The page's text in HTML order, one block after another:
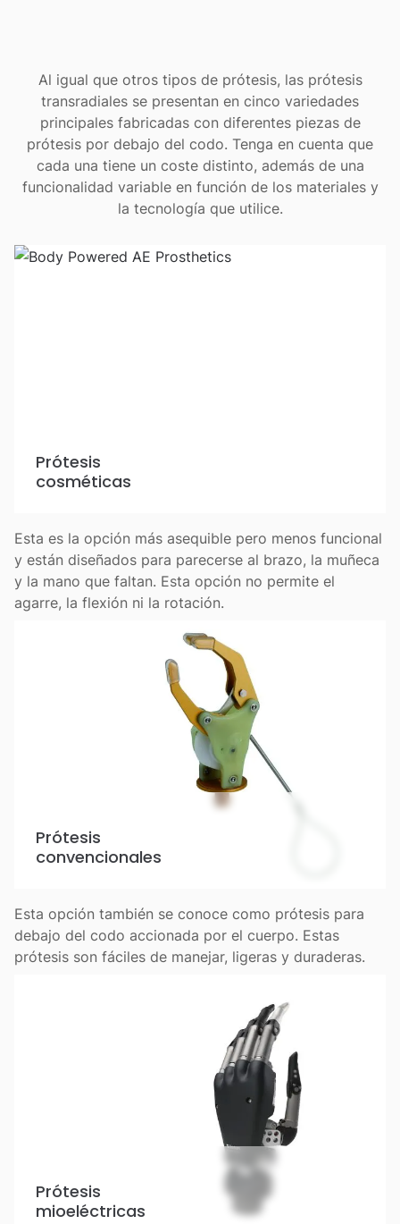
Al igual que otros tipos de prótesis, las prótesis
transradiales se presentan en cinco variedades
principales fabricadas con diferentes piezas de
prótesis por debajo del codo. Tenga en cuenta que
cada una tiene un coste distinto, además de una
funcionalidad variable en función de los materiales y
la tecnología que utilice.
Prótesis
cosméticas
Esta es la opción más asequible pero menos funcional
y están diseñados para parecerse al brazo, la muñeca
y la mano que faltan. Esta opción no permite el
agarre, la flexión ni la rotación.
Prótesis
convencionales
Esta opción también se conoce como prótesis para
debajo del codo accionada por el cuerpo. Estas
prótesis son fáciles de manejar, ligeras y duraderas.
Prótesis
mioeléctricas